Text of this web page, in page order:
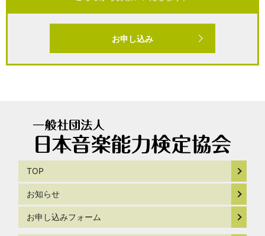
お申し込み
TOP
お知らせ
お申し込みフォーム